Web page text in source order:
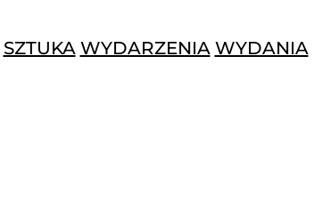
SZTUKA WYDARZENIA WYDANIA